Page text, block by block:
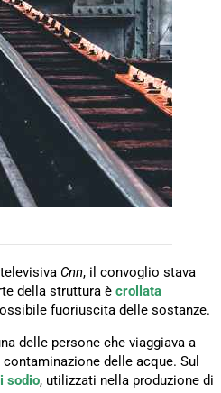
Cnn, il convoglio stava
della struttura è crollata
fuoriuscita delle sostanze.
delle persone che viaggiava a
delle acque. Sul
sodio, utilizzati nella produzione di